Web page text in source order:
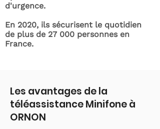
d'urgence.
En 2020, ils sécurisent le quotidien
de plus de 27 000 personnes en
France.
Les avantages de la
téléassistance Minifone à
ORNON